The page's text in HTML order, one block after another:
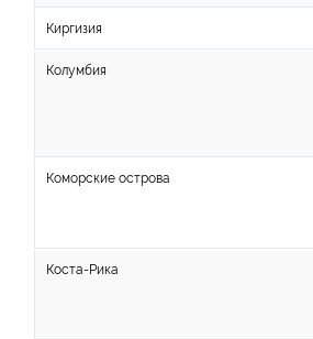
Киргизия
Колумбия
Коморские острова
Коста-Рика